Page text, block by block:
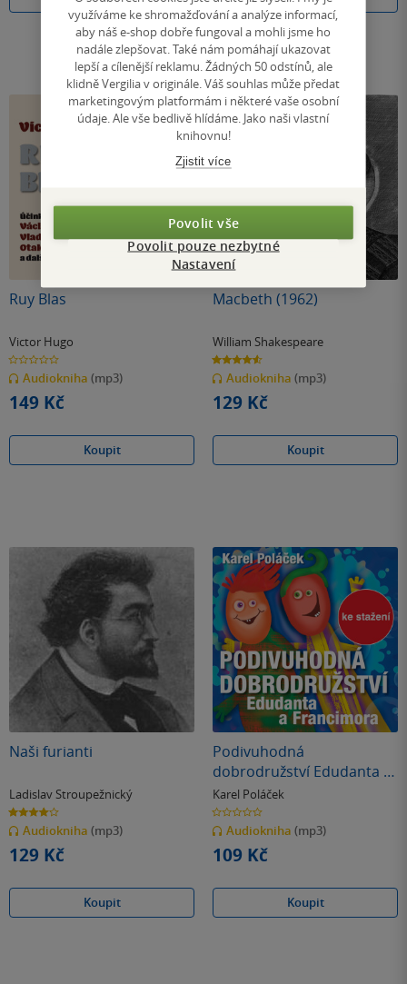
Ruy Blas
Victor Hugo
0.0
z
5
hvězdiček
Audiokniha (mp3)
149 Kč
Koupit
Macbeth (1962)
William Shakespeare
4.6
z
5
hvězdiček
Audiokniha (mp3)
129 Kč
Koupit
Naši furianti
Ladislav Stroupežnický
4.0
z
5
hvězdiček
Audiokniha (mp3)
129 Kč
Koupit
Podivuhodná
dobrodružství Edudanta a
Francimora
Karel Poláček
0.0
z
5
hvězdiček
Audiokniha (mp3)
109 Kč
Koupit
využíváme ke shromažďování a analýze informací,
aby náš e-shop dobře fungoval a mohli jsme ho
nadále zlepšovat. Také nám pomáhají ukazovat
lepší a cílenější reklamu. Žádných 50 odstínů, ale
klidně Vergilia v originále. Váš souhlas může předat
marketingovým platformám i některé vaše osobní
údaje. Ale vše bedlivě hlídáme. Jako naši vlastní
knihovnu!
Zjistit více
Povolit vše
Povolit pouze nezbytné
Nastavení